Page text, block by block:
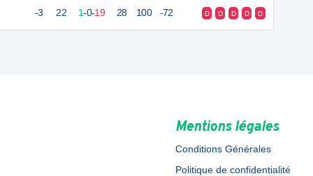
-3 22 1-0-19 28 100 -72 D D D D D
Mentions légales
Conditions Générales
Politique de confidentialité